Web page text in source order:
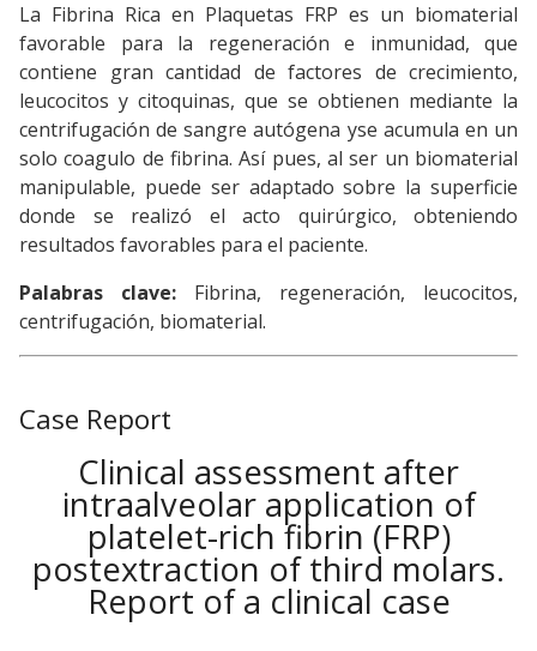
La Fibrina Rica en Plaquetas FRP es un biomaterial
favorable para la regeneración e inmunidad, que
contiene gran cantidad de factores de crecimiento,
leucocitos y citoquinas, que se obtienen mediante la
centrifugación de sangre autógena yse acumula en un
solo coagulo de fibrina. Así pues, al ser un biomaterial
manipulable, puede ser adaptado sobre la superficie
donde se realizó el acto quirúrgico, obteniendo
resultados favorables para el paciente.
Palabras clave: Fibrina, regeneración, leucocitos,
centrifugación, biomaterial.
Case Report
Clinical assessment after
intraalveolar application of
platelet-rich fibrin (FRP)
postextraction of third molars.
Report of a clinical case